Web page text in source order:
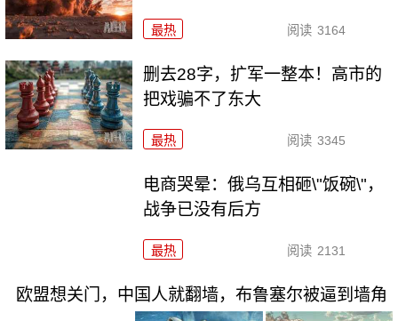
最热 阅读 3164
删去28字，扩军一整本！高市的
把戏骗不了东大
最热 阅读 3345
电商哭晕：俄乌互相砸\"饭碗\"，
战争已没有后方
最热 阅读 2131
欧盟想关门，中国人就翻墙，布鲁塞尔被逼到墙角